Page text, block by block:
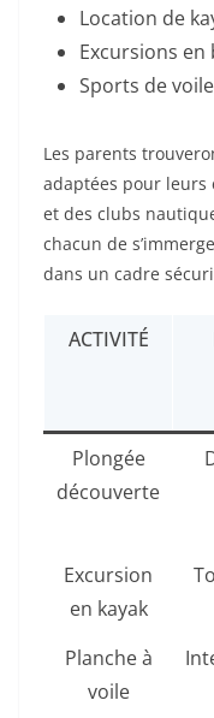
Location de
Excursions en
Sports de
Les parents
adaptées pour leurs
et des clubs
chacun de
dans un cadre
ACTIVITÉ
Plongée
découverte
Excursion
en kayak
Planche à
voile